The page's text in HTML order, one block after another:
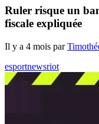
Ruler risque un
fiscale expliquée
Il y a 4 mois par
esportnewsriot